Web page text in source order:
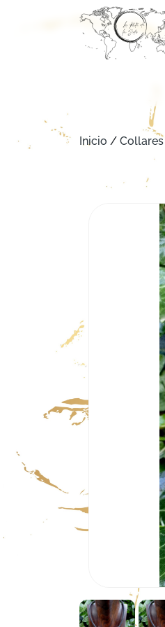
Inicio / Collares